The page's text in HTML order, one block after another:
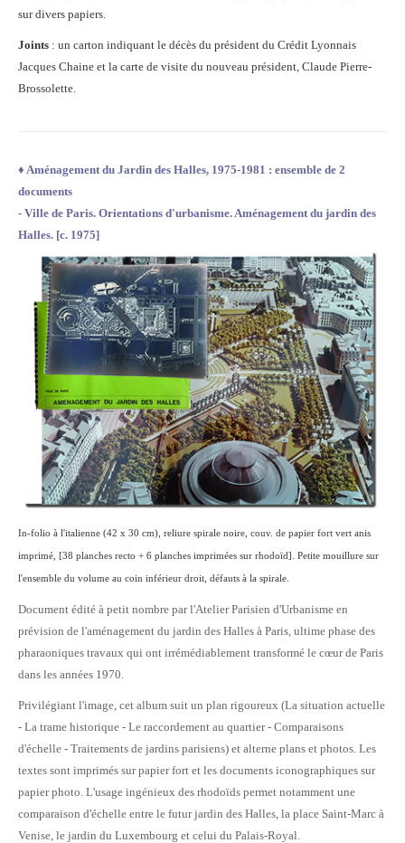
sur divers papiers.
Joints : un carton indiquant le décès du président du Crédit Lyonnais
Jacques Chaine et la carte de visite du nouveau président, Claude Pierre-
Brossolette.
♦ Aménagement du Jardin des Halles, 1975-1981 : ensemble de 2
documents
- Ville de Paris. Orientations d'urbanisme. Aménagement du jardin des
Halles. [c. 1975]
In-folio à l'italienne (42 x 30 cm), reliure spirale noire, couv. de papier fort vert anis
imprimé, [38 planches recto + 6 planches imprimées sur rhodoïd]. Petite mouillure sur
l'ensemble du volume au coin inférieur droit, défauts à la spirale.
Document édité à petit nombre par l'Atelier Parisien d'Urbanisme en
prévision de l'aménagement du jardin des Halles à Paris, ultime phase des
pharaoniques travaux qui ont irrémédiablement transformé le cœur de Paris
dans les années 1970.
Privilégiant l'image, cet album suit un plan rigoureux (La situation actuelle
- La trame historique - Le raccordement au quartier - Comparaisons
d'échelle - Traitements de jardins parisiens) et alterne plans et photos. Les
textes sont imprimés sur papier fort et les documents iconographiques sur
papier photo. L'usage ingénieux des rhodoïds permet notamment une
comparaison d'échelle entre le futur jardin des Halles, la place Saint-Marc à
Venise, le jardin du Luxembourg et celui du Palais-Royal.